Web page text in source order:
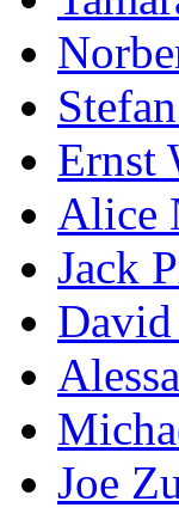
Ernst
Alice
Jack
Joe